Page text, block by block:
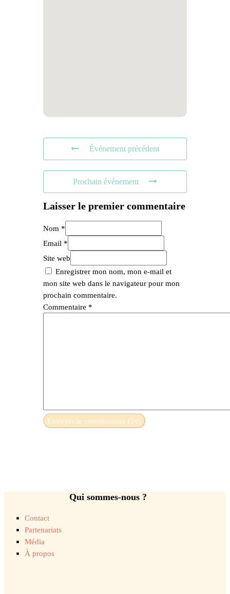
Événement précédent
Prochain événement
Laisser le premier commentaire
Nom *
Email *
Site web
Enregistrer mon nom, mon e-mail et
mon site web dans le navigateur pour mon
prochain commentaire.
Commentaire *
Qui sommes-nous ?
Contact
Partenariats
Média
À propos